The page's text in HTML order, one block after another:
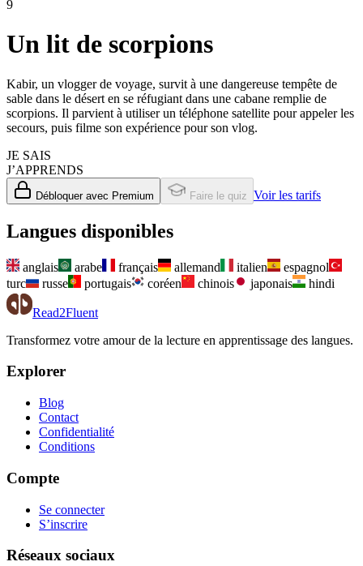
9
Un lit de scorpions
Kabir, un vlogger de voyage, survit à une dangereuse tempête de
sable dans le désert en se réfugiant dans une cabane remplie de
scorpions. Il parvient à utiliser un téléphone satellite pour appeler les
secours, puis filme son expérience pour son vlog.
JE SAIS
J’APPRENDS
Débloquer avec Premium Faire le quiz Voir les tarifs
Langues disponibles
anglais arabe français allemand italien
espagnol
turc
russe portugais coréen chinois japonais hindi
Read2Fluent
Transformez votre amour de la lecture en apprentissage des langues.
Explorer
Blog
Contact
Confidentialité
Conditions
Compte
Se connecter
S’inscrire
Réseaux sociaux